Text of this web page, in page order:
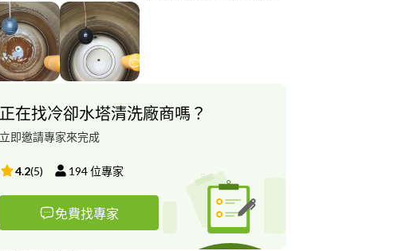
色不是透明清澈的 直立式洗衣機清洗 分離式冷氣清
洗 高雄 屏東 預約專線：0*********
正在找冷卻水塔清洗廠商嗎？
立即邀請專家來完成
4.2(5) 194位專家
免費找專家